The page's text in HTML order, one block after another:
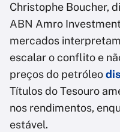
Christophe Boucher,
ABN Amro
mercados
escalar o conflito e
preços do petróleo
Títulos do Tesouro
nos rendimentos,
estável.